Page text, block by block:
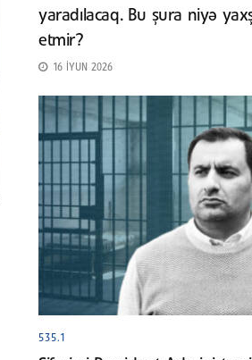
yaradılacaq. Bu şura niyə
etmir?
16 İYUN 2026
535.1